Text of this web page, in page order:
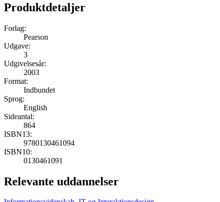
Produktdetaljer
Forlag:
Pearson
Udgave:
3
Udgivelsesår:
2003
Format:
Indbundet
Sprog:
English
Sideantal:
864
ISBN13:
9780130461094
ISBN10:
0130461091
Relevante uddannelser